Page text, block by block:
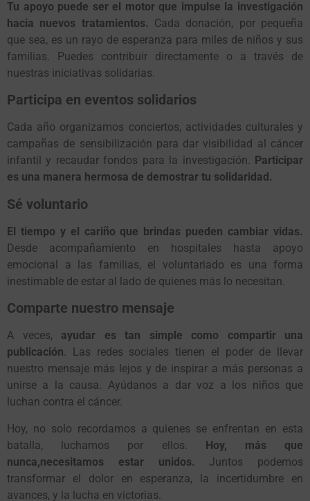
Tu apoyo puede ser el motor que impulse la investigación
hacia nuevos tratamientos. Cada donación, por pequeña
que sea, es un rayo de esperanza para miles de niños y sus
familias. Puedes contribuir directamente o a través de
nuestras iniciativas solidarias.
Participa en eventos solidarios
Cada año organizamos conciertos, actividades culturales y
campañas de sensibilización para dar visibilidad al cáncer
infantil y recaudar fondos para la investigación. Participar
es una manera hermosa de demostrar tu solidaridad.
Sé voluntario
El tiempo y el cariño que brindas pueden cambiar vidas.
Desde acompañamiento en hospitales hasta apoyo
emocional a las familias, el voluntariado es una forma
inestimable de estar al lado de quienes más lo necesitan.
Comparte nuestro mensaje
A veces, ayudar es tan simple como compartir una
publicación. Las redes sociales tienen el poder de llevar
nuestro mensaje más lejos y de inspirar a más personas a
unirse a la causa. Ayúdanos a dar voz a los niños que
luchan contra el cáncer.
Hoy, no solo recordamos a quienes se enfrentan en esta
batalla, luchamos por ellos. Hoy, más que
nunca,necesitamos estar unidos. Juntos podemos
transformar el dolor en esperanza, la incertidumbre en
avances, y la lucha en victorias.